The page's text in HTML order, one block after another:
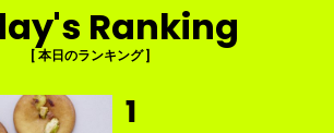
Ranking
[ 本日のランキング ]